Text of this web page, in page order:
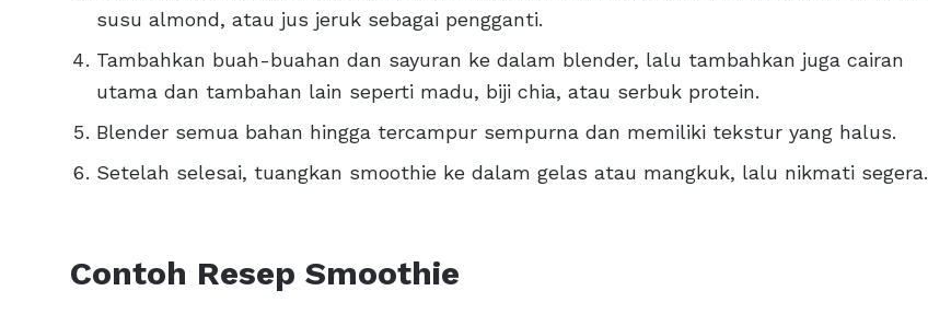
susu almond, atau jus jeruk sebagai pengganti.
Tambahkan buah-buahan dan sayuran ke dalam blender, lalu tambahkan juga cairan
utama dan tambahan lain seperti madu, biji chia, atau serbuk protein.
Blender semua bahan hingga tercampur sempurna dan memiliki tekstur yang halus.
Setelah selesai, tuangkan smoothie ke dalam gelas atau mangkuk, lalu nikmati segera.
Contoh Resep Smoothie